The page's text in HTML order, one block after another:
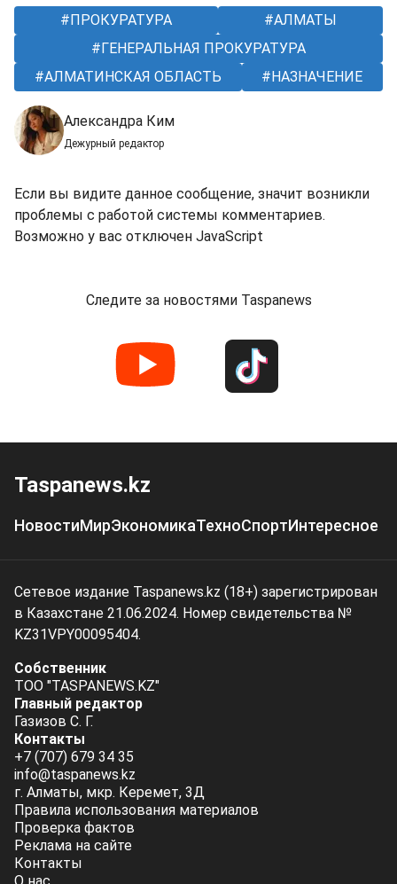
ПРОКУРАТУРА
АЛМАТЫ
ГЕНЕРАЛЬНАЯ ПРОКУРАТУРА
АЛМАТИНСКАЯ ОБЛАСТЬ
НАЗНАЧЕНИЕ
Александра Ким
Дежурный редактор
Если вы видите данное сообщение, значит возникли
проблемы с работой системы комментариев.
Возможно у вас отключен JavaScript
Следите за новостями Taspanews
Taspanews.kz
НовостиМирЭкономикаТехноСпортИнтересное
Сетевое издание Taspanews.kz (18+) зарегистрирован
в Казахстане 21.06.2024. Номер свидетельства №
KZ31VPY00095404.
Собственник
ТОО "TASPANEWS.KZ"
Главный редактор
Газизов С. Г.
Контакты
+7 (707) 679 34 35
info@taspanews.kz
г. Алматы, мкр. Керемет, 3Д
Правила использования материалов
Проверка фактов
Реклама на сайте
Контакты